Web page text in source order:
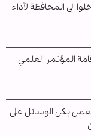
الى المحافظة لأداء
المؤتمر العلمي
يعمل بكل الوسائل على